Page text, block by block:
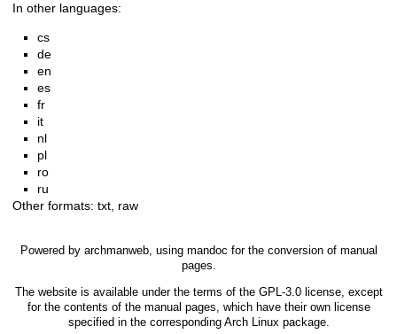
In other languages:
cs
de
en
es
fr
it
nl
pl
ro
ru
Other formats: txt raw
Powered by archmanweb, using mandoc for the conversion of manual
pages.
The website is available under the terms of the GPL-3.0license, except
for the contents of the manual pages, which have their own license
specified in the corresponding Arch Linux package.